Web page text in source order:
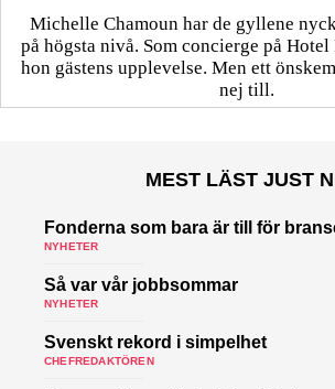
Michelle Chamoun har de gyllene
på högsta nivå. Som concierge på
hon gästens upp­levelse. Men ett
nej till.
MEST LÄST JUST
Fonderna som bara är till för
NYHETER
Så var vår jobbsommar
NYHETER
Svenskt rekord i simpelhet
CHEFREDAKTÖREN